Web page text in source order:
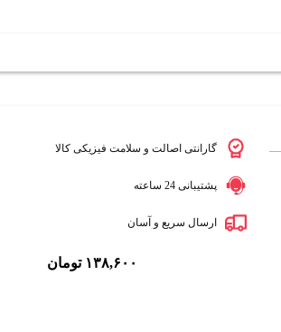
گارانتی اصالت و سلامت فیزیکی کالا
پشتیبانی 24 ساعته
ارسال سریع و آسان
۱۳۸,۶۰۰ تومان